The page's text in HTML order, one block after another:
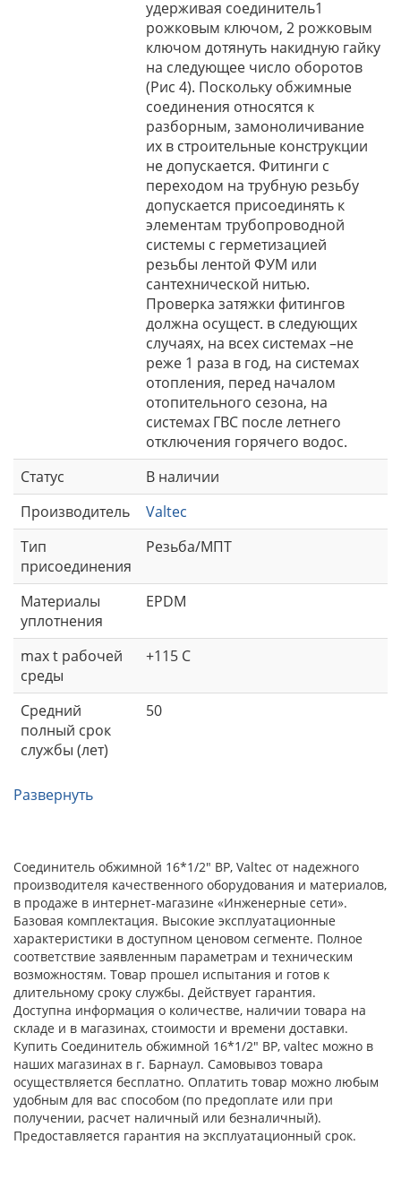
удерживая соединитель1
рожковым ключом, 2 рожковым
ключом дотянуть накидную гайку
на следующее число оборотов
(Рис 4). Поскольку обжимные
соединения относятся к
разборным, замоноличивание
их в строительные конструкции
не допускается. Фитинги с
переходом на трубную резьбу
допускается присоединять к
элементам трубопроводной
системы с герметизацией
резьбы лентой ФУМ или
сантехнической нитью.
Проверка затяжки фитингов
должна осущест. в следующих
случаях, на всех системах –не
реже 1 раза в год, на системах
отопления, перед началом
отопительного сезона, на
системах ГВС после летнего
отключения горячего водос.
Статус
В наличии
Производитель
Valtec
Тип
присоединения
Резьба/МПТ
Материалы
уплотнения
EPDM
max t рабочей
среды
+115 С
Средний
полный срок
службы (лет)
50
Развернуть
Соединитель обжимной 16*1/2" ВР, Valtec от надежного
производителя качественного оборудования и материалов,
в продаже в интернет-магазине «Инженерные сети».
Базовая комплектация. Высокие эксплуатационные
характеристики в доступном ценовом сегменте. Полное
соответствие заявленным параметрам и техническим
возможностям. Товар прошел испытания и готов к
длительному сроку службы. Действует гарантия.
Доступна информация о количестве, наличии товара на
складе и в магазинах, стоимости и времени доставки.
Купить Соединитель обжимной 16*1/2" ВР, valtec можно в
наших магазинах в г. Барнаул. Самовывоз товара
осуществляется бесплатно. Оплатить товар можно любым
удобным для вас способом (по предоплате или при
получении, расчет наличный или безналичный).
Предоставляется гарантия на эксплуатационный срок.